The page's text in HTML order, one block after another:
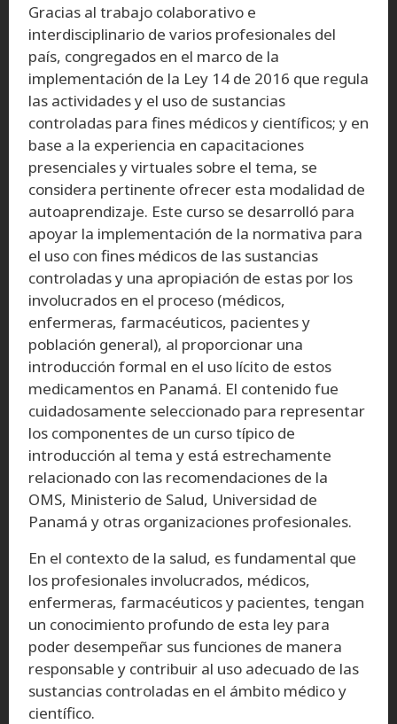
Gracias al trabajo colaborativo e
interdisciplinario de varios profesionales del
país, congregados en el marco de la
implementación de la Ley 14 de 2016 que regula
las actividades y el uso de sustancias
controladas para fines médicos y científicos; y en
base a la experiencia en capacitaciones
presenciales y virtuales sobre el tema, se
considera pertinente ofrecer esta modalidad de
autoaprendizaje. Este curso se desarrolló para
apoyar la implementación de la normativa para
el uso con fines médicos de las sustancias
controladas y una apropiación de estas por los
involucrados en el proceso (médicos,
enfermeras, farmacéuticos, pacientes y
población general), al proporcionar una
introducción formal en el uso lícito de estos
medicamentos en Panamá. El contenido fue
cuidadosamente seleccionado para representar
los componentes de un curso típico de
introducción al tema y está estrechamente
relacionado con las recomendaciones de la
OMS, Ministerio de Salud, Universidad de
Panamá y otras organizaciones profesionales.
En el contexto de la salud, es fundamental que
los profesionales involucrados, médicos,
enfermeras, farmacéuticos y pacientes, tengan
un conocimiento profundo de esta ley para
poder desempeñar sus funciones de manera
responsable y contribuir al uso adecuado de las
sustancias controladas en el ámbito médico y
científico.